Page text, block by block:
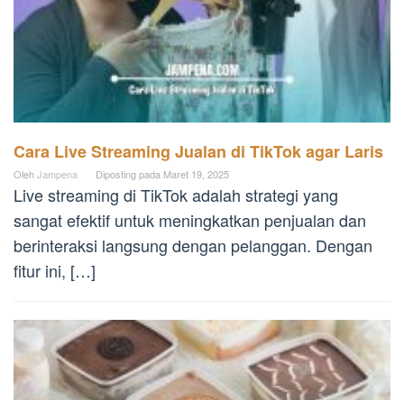
Cara Live Streaming Jualan di TikTok agar Laris
OlehJampena Diposting pada Maret 19, 2025
Live streaming di TikTok adalah strategi yang
sangat efektif untuk meningkatkan penjualan dan
berinteraksi langsung dengan pelanggan. Dengan
fitur ini, […]